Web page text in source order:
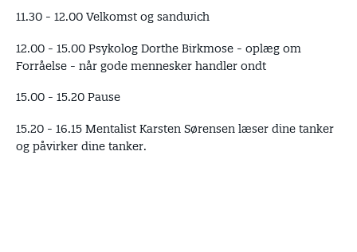
11.30 - 12.00 Velkomst og sandwich
12.00 - 15.00 Psykolog Dorthe Birkmose - oplæg om
Forråelse - når gode mennesker handler ondt
15.00 - 15.20 Pause
15.20 - 16.15 Mentalist Karsten Sørensen læser dine tanker
og påvirker dine tanker.